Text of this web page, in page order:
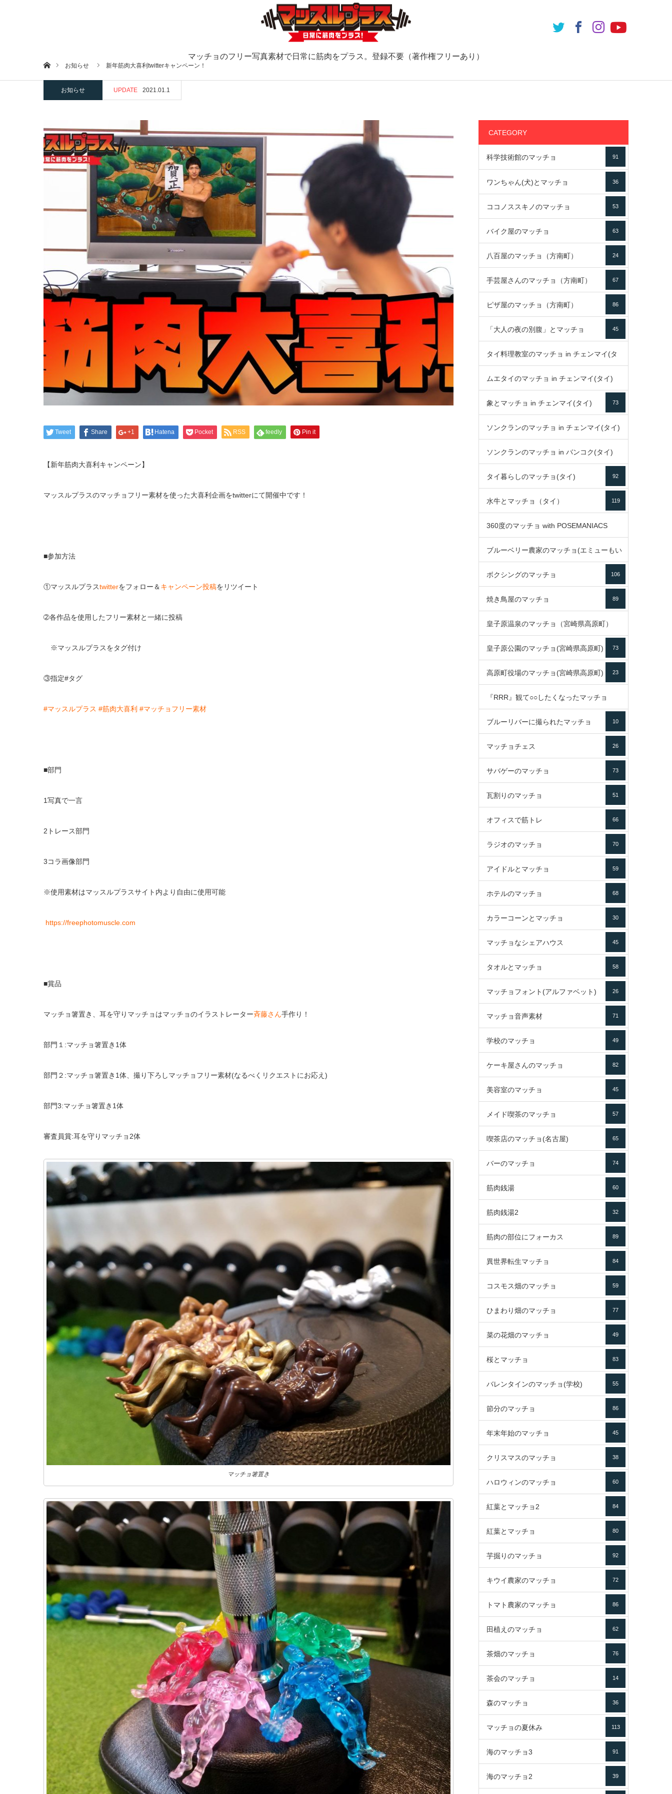
マッチョのフリー写真素材で日常に筋肉をプラス。登録不要（著作権フリーあり）
ホームお知らせ 新年筋肉大喜利twitterキャンペーン！
お知らせ UPDATE 2021.01.1
Tweet Share +1 Hatena Pocket RSS feedly Pin it
【新年筋肉大喜利キャンペーン】
マッスルプラスのマッチョフリー素材を使った大喜利企画をtwitterにて開催中です！
■参加方法
①マッスルプラスtwitterをフォロー＆ キャンペーン投稿をリツイート
➁各作品を使用したフリー素材と一緒に投稿
※マッスルプラスをタグ付け
③指定#タグ
#マッスルプラス #筋肉大喜利 #マッチョフリー素材
■部門
1写真で一言
2トレース部門
3コラ画像部門
※使用素材はマッスルプラスサイト内より自由に使用可能
https://freephotomuscle.com
■賞品
マッチョ箸置き、耳を守りマッチョはマッチョのイラストレーター斉藤さん手作り！
部門１:マッチョ箸置き1体
部門２:マッチョ箸置き1体、撮り下ろしマッチョフリー素材(なるべくリクエストにお応え)
部門3:マッチョ箸置き1体
審査員賞:耳を守りマッチョ2体
マッチョ箸置き
CATEGORY
科学技術館のマッチョ 91
ワンちゃん(犬)とマッチョ 36
ココノススキノのマッチョ 53
バイク屋のマッチョ 63
八百屋のマッチョ（方南町） 24
手芸屋さんのマッチョ（方南町） 67
ピザ屋のマッチョ（方南町） 86
「大人の夜の別腹」とマッチョ 45
タイ料理教室のマッチョ in チェンマイ(タ
イ)
ムエタイのマッチョ in チェンマイ(タイ)
79
象とマッチョ in チェンマイ(タイ) 73
ソンクランのマッチョ in チェンマイ(タイ)
ソンクランのマッチョ in バンコク(タイ)
85
タイ暮らしのマッチョ(タイ) 92
水牛とマッチョ（タイ） 119
360度のマッチョ with POSEMANIACS
49
ブルーベリー農家のマッチョ(エミューもい
るよ) 72
ボクシングのマッチョ 106
焼き鳥屋のマッチョ 89
皇子原温泉のマッチョ（宮崎県高原町）
133
皇子原公園のマッチョ(宮崎県高原町) 73
高原町役場のマッチョ(宮崎県高原町) 23
『RRR』観て○○したくなったマッチョ
16
ブルーリバーに撮られたマッチョ 10
マッチョチェス 26
サバゲーのマッチョ 73
瓦割りのマッチョ 51
オフィスで筋トレ 66
ラジオのマッチョ 70
アイドルとマッチョ 59
ホテルのマッチョ 68
カラーコーンとマッチョ 30
マッチョなシェアハウス 45
タオルとマッチョ 58
マッチョフォント(アルファベット) 26
マッチョ音声素材 71
学校のマッチョ 49
ケーキ屋さんのマッチョ 82
美容室のマッチョ 45
メイド喫茶のマッチョ 57
喫茶店のマッチョ(名古屋) 65
バーのマッチョ 74
筋肉銭湯 60
筋肉銭湯2 32
筋肉の部位にフォーカス 89
異世界転生マッチョ 84
コスモス畑のマッチョ 59
ひまわり畑のマッチョ 77
菜の花畑のマッチョ 49
桜とマッチョ 83
バレンタインのマッチョ(学校) 55
節分のマッチョ 86
年末年始のマッチョ 45
クリスマスのマッチョ 38
ハロウィンのマッチョ 60
紅葉とマッチョ2 84
紅葉とマッチョ 80
芋掘りのマッチョ 92
キウイ農家のマッチョ 72
トマト農家のマッチョ 86
田植えのマッチョ 62
茶畑のマッチョ 76
茶会のマッチョ 14
森のマッチョ 36
マッチョの夏休み 113
海のマッチョ3 91
海のマッチョ2 39